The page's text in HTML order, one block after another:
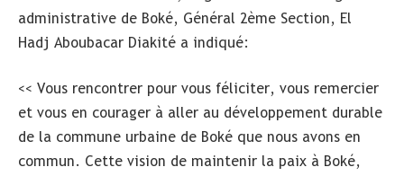
administrative de Boké, Général 2ème Section, El
Hadj Aboubacar Diakité a indiqué:
<< Vous rencontrer pour vous féliciter, vous remercier
et vous en courager à aller au développement durable
de la commune urbaine de Boké que nous avons en
commun. Cette vision de maintenir la paix à Boké,